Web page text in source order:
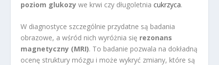
poziom glukozy we krwi czy długoletniacukrzyca.
W diagnostyce szczególnie przydatne są badania
obrazowe, a wśród nich wyróżnia się rezonans
magnetyczny (MRI). To badanie pozwala na dokładną
ocenę struktury mózgu i może wykryć zmiany, które są